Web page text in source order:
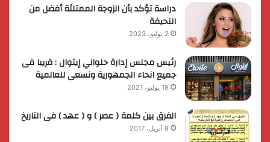
دراسة تؤكد بأن الزوجة الممتلئة أفضل من
النحيفة
2 يوليو، 2023
رئيس مجلس إدارة حلواني إيتوال : قريبا فى
جميع انحاء الجمهورية ونسعى للعالمية
19 يوليو، 2021
الفرق بين كلمة ( عصر ) و ( عهد ) فى التاريخ
8 أبريل، 2017